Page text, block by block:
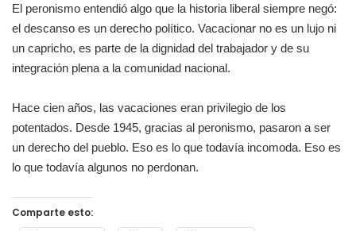
El peronismo entendió algo que la historia liberal siempre negó:
el descanso es un derecho político. Vacacionar no es un lujo ni
un capricho, es parte de la dignidad del trabajador y de su
integración plena a la comunidad nacional.
Hace cien años, las vacaciones eran privilegio de los
potentados. Desde 1945, gracias al peronismo, pasaron a ser
un derecho del pueblo. Eso es lo que todavía incomoda. Eso es
lo que todavía algunos no perdonan.
Comparte esto: